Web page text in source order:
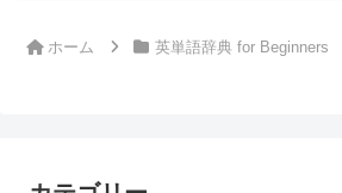
ホーム 英単語辞典 for Beginners